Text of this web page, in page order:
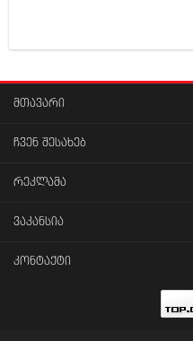
მთავარი
ჩვენ შესახებ
რეკლამა
ვაკანსია
კონტაქტი